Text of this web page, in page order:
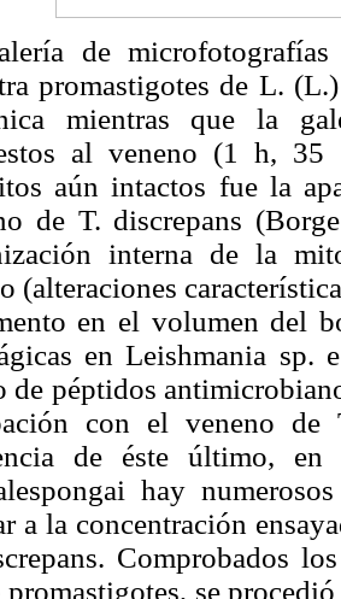
de
promastigotes de L.
mientras que la
al veneno (1 h,
aún intactos fue la
de T. discrepans
interna de la
(alteraciones
en el volumen del
en Leishmania sp.
de péptidos
con el veneno de
de éste último, en
hay
a la concentración
Comprobados
promastigotes, se